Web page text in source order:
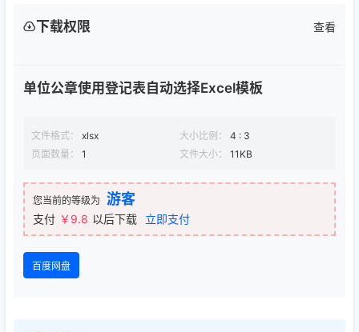
下载权限 查看
单位公章使用登记表自动选择Excel模板
文件格式： xlsx 大小比例：
4 : 3
页面数量：
1 文件大小： 11KB
您当前的等级为 游客
支付 ￥9.8 以后下载 立即支付
百度网盘